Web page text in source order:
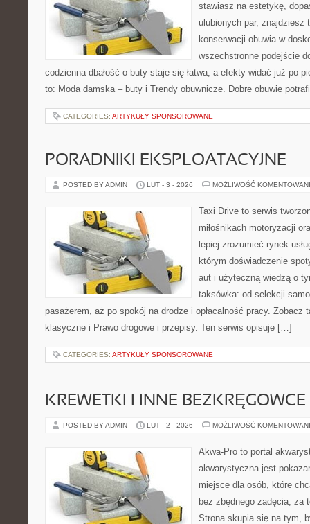
stawiasz na estetykę,
ulubionych par, znajdziesz
konserwacji obuwia w
wszechstronne podejście
codzienna dbałość o buty staje się łatwa, a efekty widać już po
to: Moda damska – buty i Trendy obuwnicze. Dobre obuwie
CATEGORIES: ARTYKUŁY SPONSOROWANE
PORADNIKI EKSPLOATACYJNE
POSTED BY ADMIN LUT - 3 - 2026 MOŻLIWOŚĆ
Taxi Drive to serwis
miłośnikach motoryzacji
lepiej zrozumieć rynek
którym doświadczenie
aut i użyteczną wiedzą o
taksówka: od selekcji
pasażerem, aż po spokój na drodze i opłacalność pracy. Zobacz
klasyczne i Prawo drogowe i przepisy. Ten serwis opisuje […]
CATEGORIES: ARTYKUŁY SPONSOROWANE
KREWETKI I INNE BEZKRĘGOWCE
POSTED BY ADMIN LUT - 2 - 2026 MOŻLIWOŚĆ
Akwa-Pro to portal
akwarystyczna jest
miejsce dla osób, które
bez zbędnego zadęcia, za
Strona skupia się na tym,